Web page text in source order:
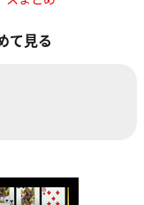
て見る